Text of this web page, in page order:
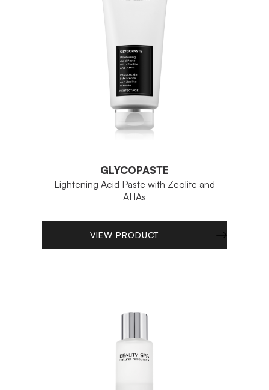
GLYCOPASTE
Lightening Acid Paste with Zeolite and
AHAs
VIEW PRODUCT